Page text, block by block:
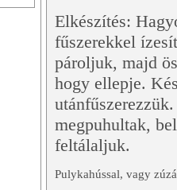
Elkészítés:
fűszerekkel
pároljuk, majd
hogy ellepje.
megpuhultak,
feltálaljuk.
Pulykahússal, vagy